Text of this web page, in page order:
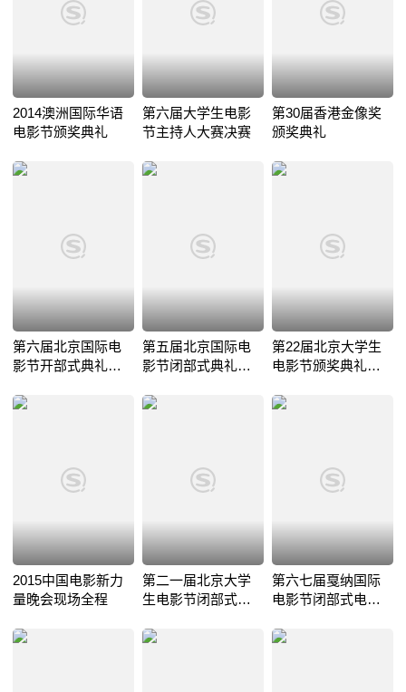
2014澳洲国际华语
电影节颁奖典礼
第六届大学生电影
节主持人大赛决赛
第30届香港金像奖
颁奖典礼
第六届北京国际电
影节开部式典礼全
第五届北京国际电
影节闭部式典礼全
第22届北京大学生
电影节颁奖典礼全
2015中国电影新力
量晚会现场全程
第二一届北京大学
生电影节闭部式电
第六七届戛纳国际
电影节闭部式电视